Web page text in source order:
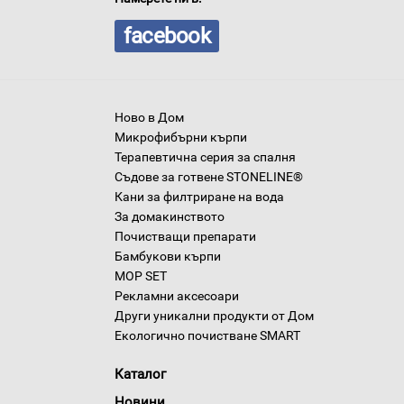
facebook
Ново в Дом
Микрофибърни кърпи
Терапевтична серия за спалня
Съдове за готвене STONELINE®
Кани за филтриране на вода
За домакинството
Почистващи препарати
Бамбукови кърпи
MOP SET
Рекламни аксесоари
Други уникални продукти от Дом
Екологично почистване SMART
Каталог